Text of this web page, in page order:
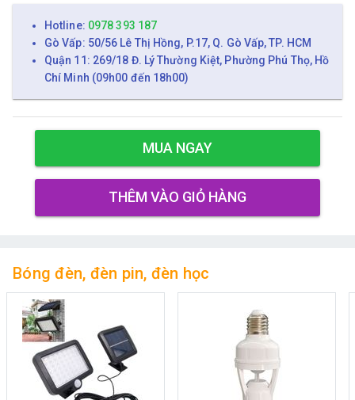
Hotline: 0978 393 187
Gò Vấp: 50/56 Lê Thị Hồng, P.17, Q. Gò Vấp, TP. HCM
Quận 11: 269/18 Đ. Lý Thường Kiệt, Phường Phú Thọ, Hồ
Chí Minh (09h00 đến 18h00)
MUA NGAY
THÊM VÀO GIỎ HÀNG
Bóng đèn, đèn pin, đèn học